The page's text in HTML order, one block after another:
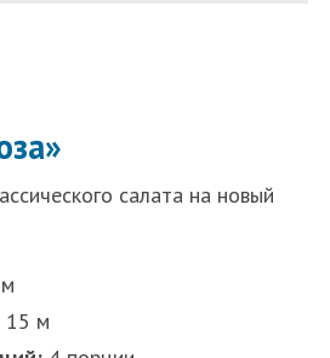
салата на новый
15 м